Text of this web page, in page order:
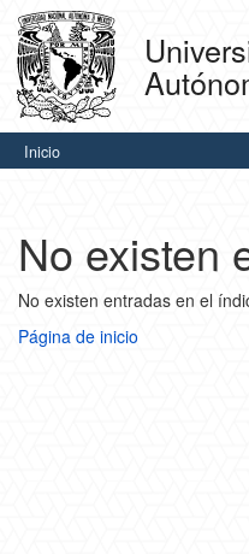
Skip
navigation
Inicio
No existen
No existen entradas en el
Página de inicio